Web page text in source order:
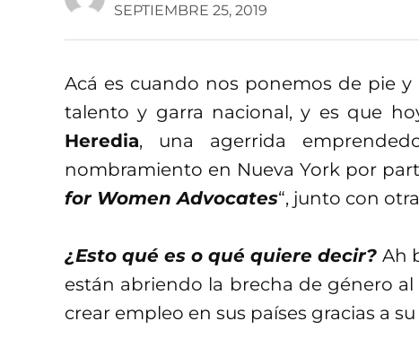
SEPTIEMBRE 25, 2019
Acá es cuando nos ponemos de pie
talento y garra nacional, y es que
Heredia, una agerrida
nombramiento en Nueva York por
for Women Advocates“, junto con
¿Esto qué es o qué quiere decir? Ah
están abriendo la brecha de género
crear empleo en sus países gracias a